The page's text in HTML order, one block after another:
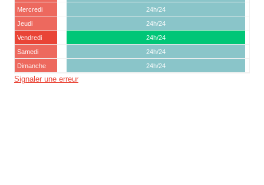
Mercredi
24h/24
Jeudi
24h/24
Vendredi
24h/24
Samedi
24h/24
Dimanche
24h/24
Signaler une erreur